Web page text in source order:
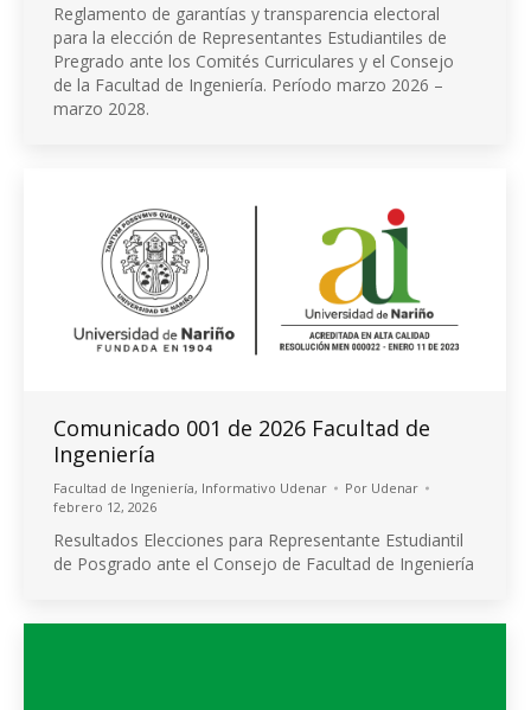
Reglamento de garantías y transparencia electoral
para la elección de Representantes Estudiantiles de
Pregrado ante los Comités Curriculares y el Consejo
de la Facultad de Ingeniería. Período marzo 2026 –
marzo 2028.
Comunicado 001 de 2026 Facultad de
Ingeniería
Facultad de Ingeniería, Informativo Udenar Por Udenar
febrero 12, 2026
Resultados Elecciones para Representante Estudiantil
de Posgrado ante el Consejo de Facultad de Ingeniería